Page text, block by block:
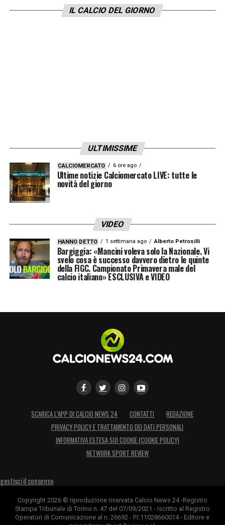
IL CALCIO DEL GIORNO
ULTIMISSIME
CALCIOMERCATO 6 ore ago
Ultime notizie Calciomercato LIVE: tutte le
novità del giorno
VIDEO
HANNO DETTO 1 settimana ago Alberto Petrosilli
Bargiggia: «Mancini voleva solo la Nazionale. Vi
svelo cosa è successo davvero dietro le quinte
della FIGC. Campionato Primavera male del
calcio italiano» ESCLUSIVA e VIDEO
SCARICA L’APP DI CALCIO NEWS 24 CONTATTI
REDAZIONE
PRIVACY POLICY E TRATTAMENTO DEI DATI PERSONALI
INFORMATIVA ESTESA SUI COOKIE (COOKIE POLICY)
NETWORK SPORT REVIEW
gestisci il consenso
Copyright 2026 © riproduzione riservata Calcio News 24 -Registro
Stampa Tribunale di Torino n. 47 del 07/09/2021 - Iscritto al Registro
Operatori di Comunicazione al n. 26692 - P.I.11028660014 - Editore e